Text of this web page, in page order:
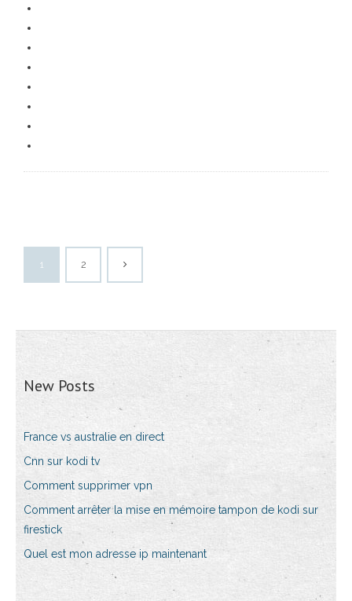
1 2
New Posts
France vs australie en direct
Cnn sur kodi tv
Comment supprimer vpn
Comment arrêter la mise en mémoire tampon de kodi sur
firestick
Quel est mon adresse ip maintenant